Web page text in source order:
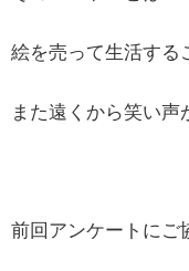
絵を売って生活する
また遠くから笑い
前回アンケートにご